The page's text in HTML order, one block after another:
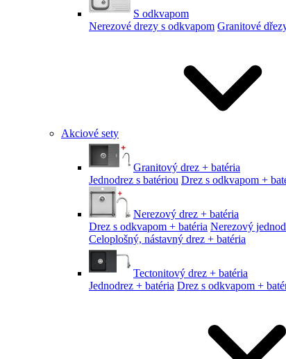
S odkvapom
Nerezové drezy s odkvapom Granitové
Akciové sety
Granitový drez + batéria
Jednodrez s batériou Drez s odkvapom +
Nerezový drez + batéria
Drez s odkvapom + batéria Nerezový
Celoplošný, nástavný drez + batéria
Tectonitový drez + batéria
Jednodrez + batéria Drez s odkvapom +